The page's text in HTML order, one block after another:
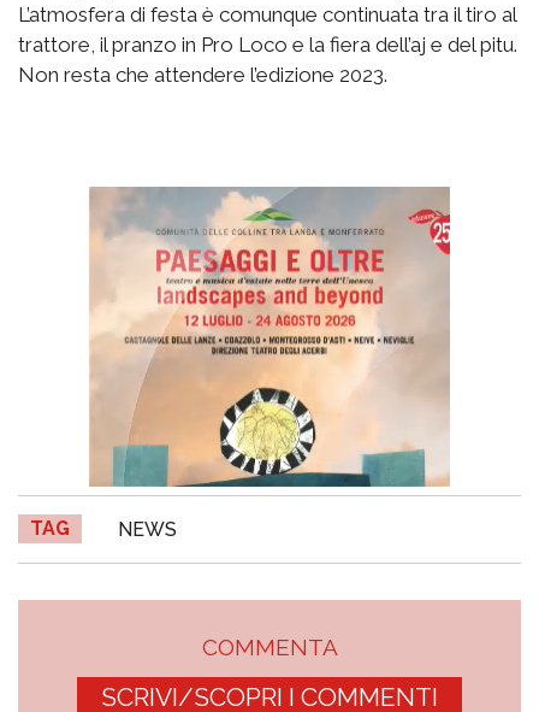
L’atmosfera di festa è comunque continuata tra il tiro al
trattore, il pranzo in Pro Loco e la fiera dell’aj e del pitu.
Non resta che attendere l’edizione 2023.
TAG NEWS
COMMENTA
SCRIVI/SCOPRI I COMMENTI